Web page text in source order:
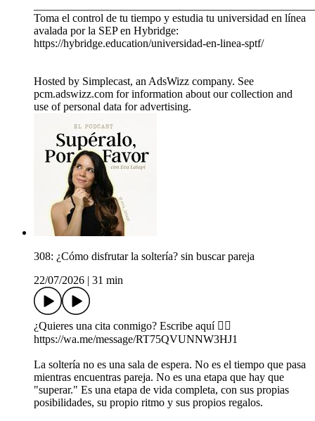
Toma el control de tu tiempo y estudia tu universidad en línea
avalada por la SEP en Hybridge:
https://hybridge.education/universidad-en-linea-sptf/
Hosted by Simplecast, an AdsWizz company. See
pcm.adswizz.com for information about our collection and
use of personal data for advertising.
308: ¿Cómo disfrutar la soltería? sin buscar pareja
22/07/2026
31 min
¿Quieres una cita conmigo? Escribe aquí 👉🏼
https://wa.me/message/RT75QVUNNW3HJ1
La soltería no es una sala de espera. No es el tiempo que pasa
mientras encuentras pareja. No es una etapa que hay que
"superar." Es una etapa de vida completa, con sus propias
posibilidades, su propio ritmo y sus propios regalos.